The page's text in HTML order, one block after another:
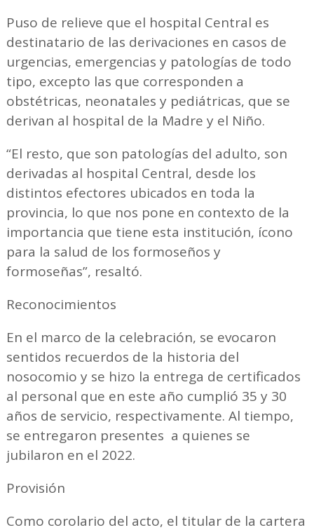
Puso de relieve que el hospital Central es
destinatario de las derivaciones en casos de
urgencias, emergencias y patologías de todo
tipo, excepto las que corresponden a
obstétricas, neonatales y pediátricas, que se
derivan al hospital de la Madre y el Niño.
“El resto, que son patologías del adulto, son
derivadas al hospital Central, desde los
distintos efectores ubicados en toda la
provincia, lo que nos pone en contexto de la
importancia que tiene esta institución, ícono
para la salud de los formoseños y
formoseñas”, resaltó.
Reconocimientos
En el marco de la celebración, se evocaron
sentidos recuerdos de la historia del
nosocomio y se hizo la entrega de certificados
al personal que en este año cumplió 35 y 30
años de servicio, respectivamente. Al tiempo,
se entregaron presentes a quienes se
jubilaron en el 2022.
Provisión
Como corolario del acto, el titular de la cartera